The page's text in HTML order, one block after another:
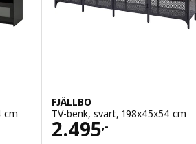
cm
FJÄLLBO
TV-benk, svart, 198x45x54 cm
2.495,-
Pris 2495,-